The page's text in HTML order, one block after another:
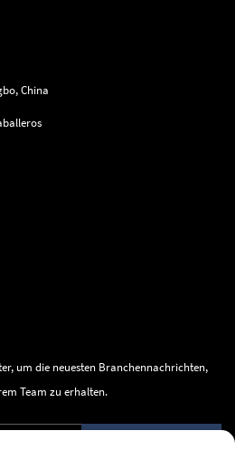
China
um die neuesten Branchennachrichten,
Team zu erhalten.